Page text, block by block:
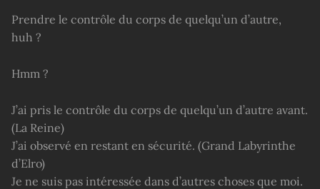
Prendre le contrôle du corps de quelqu’un d’autre,
huh ?
Hmm ?
J’ai pris le contrôle du corps de quelqu’un d’autre avant.
(La Reine)
J’ai observé en restant en sécurité. (Grand Labyrinthe
d’Elro)
Je ne suis pas intéressée dans d’autres choses que moi.